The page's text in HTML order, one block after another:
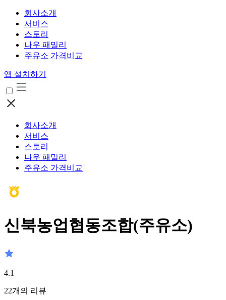
회사소개
서비스
스토리
나우 패밀리
주유소 가격비교
앱 설치하기
회사소개
서비스
스토리
나우 패밀리
주유소 가격비교
신북농업협동조합(주유소)
4.1
22개의 리뷰